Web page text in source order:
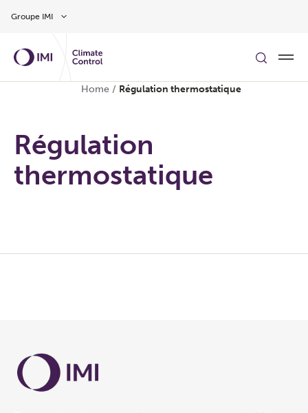
Groupe IMI
Home/ Régulation thermostatique
Régulation
thermostatique